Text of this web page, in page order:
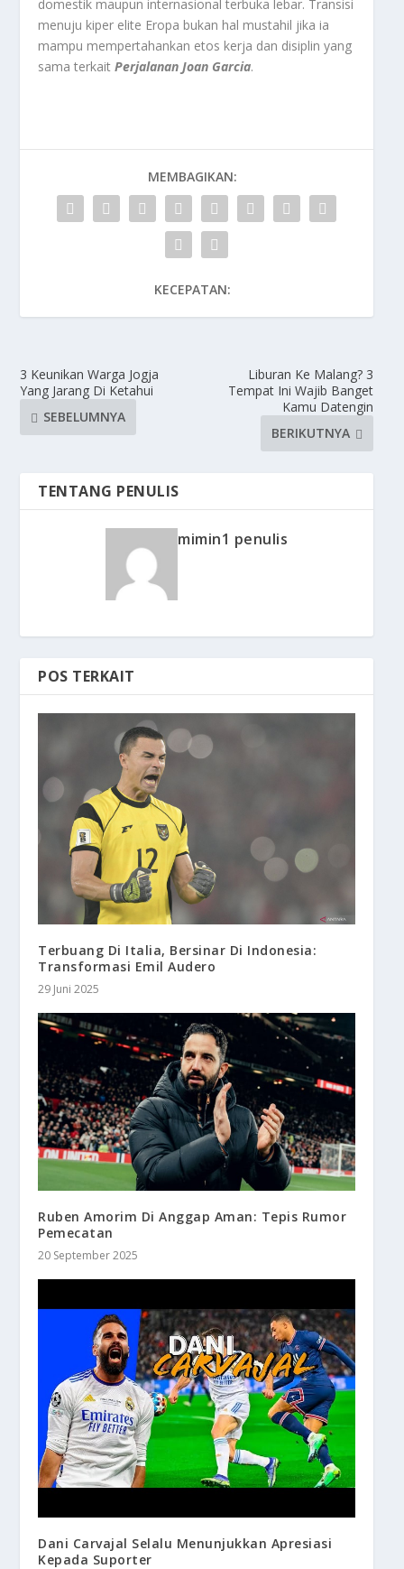
domestik maupun internasional terbuka lebar. Transisi
menuju kiper elite Eropa bukan hal mustahil jika ia
mampu mempertahankan etos kerja dan disiplin yang
sama terkaitPerjalanan Joan Garcia.
MEMBAGIKAN:
KECEPATAN:
3 Keunikan Warga Jogja
Yang Jarang Di Ketahui
SEBELUMNYA
Liburan Ke Malang? 3
Tempat Ini Wajib Banget
Kamu Datengin
BERIKUTNYA
TENTANG PENULIS
mimin1 penulis
POS TERKAIT
Terbuang Di Italia, Bersinar Di Indonesia:
Transformasi Emil Audero
29 Juni 2025
Ruben Amorim Di Anggap Aman: Tepis Rumor
Pemecatan
20 September 2025
Dani Carvajal Selalu Menunjukkan Apresiasi
Kepada Suporter